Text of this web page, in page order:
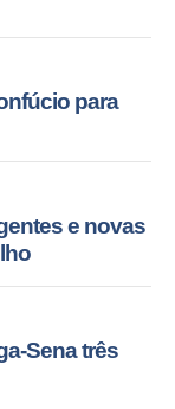
para
e novas
Sena três